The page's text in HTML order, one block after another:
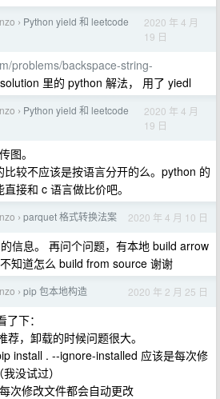
› Python yield 和 leetcode
2020 年 4 月
19 日
problems/backspace-string-
里的 python 解法， 用了 yiedl
› Python yield 和 leetcode
2020 年 4 月
19 日
图。
较不应该是按语言分开的么。python 的
接和 c 语言做比价吧。
› parquet 格式转换法案 2020 年 4 月 10 日
信息。 再问个问题，有本地 build arrow
知道怎么 build from source 谢谢
› pip 包本地构造 2020 年 2 月 25 日
下：
荐，卸载的时候问题很大。
install . --ignore-installed 应该是每次修
没试过）
次修改文件都会自动更改